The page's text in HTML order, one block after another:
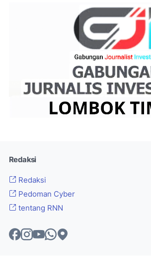
Redaksi
Redaksi
Pedoman Cyber
tentang RNN